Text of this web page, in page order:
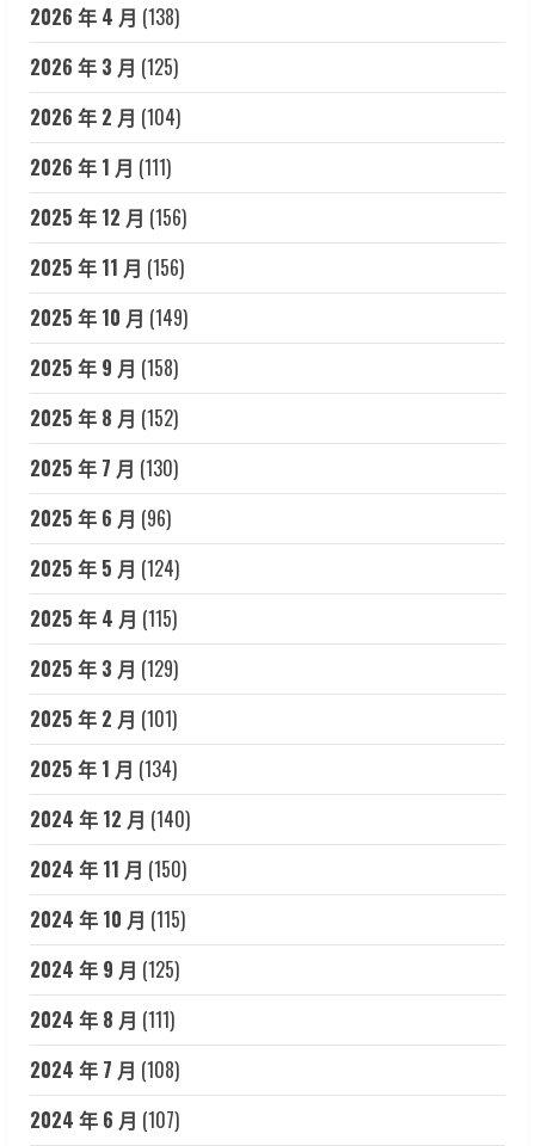
2026 年 4 月 (138)
2026 年 3 月 (125)
2026 年 2 月 (104)
2026 年 1 月 (111)
2025 年 12 月 (156)
2025 年 11 月 (156)
2025 年 10 月 (149)
2025 年 9 月 (158)
2025 年 8 月 (152)
2025 年 7 月 (130)
2025 年 6 月 (96)
2025 年 5 月 (124)
2025 年 4 月 (115)
2025 年 3 月 (129)
2025 年 2 月 (101)
2025 年 1 月 (134)
2024 年 12 月 (140)
2024 年 11 月 (150)
2024 年 10 月 (115)
2024 年 9 月 (125)
2024 年 8 月 (111)
2024 年 7 月 (108)
2024 年 6 月 (107)